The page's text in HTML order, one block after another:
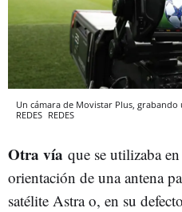
Un cámara de Movistar Plus,
REDES REDES
Otra vía que se utilizaba
orientación de una antena
satélite Astra o, en su